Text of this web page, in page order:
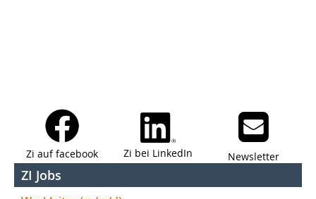
Zi auf facebook Zi bei LinkedIn Newsletter
ZI Jobs